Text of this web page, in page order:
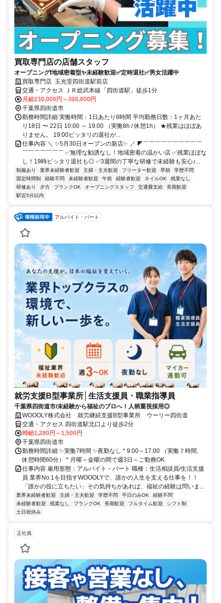
買取専門店の店舗スタッフ
オープニング❗地域密着型✨未経験歓迎✅定時退社✅男女活躍中
買取専門店 玉光堂四街道駅前店
交通・アクセス ＪＲ総武本線「四街道駅」徒歩1分
月給230,000円～300,000円
千葉県四街道市
勤務時間詳細 実働時間：1日あたり8時間 平均勤務日数：1ヶ月あた
り18日 〜 22日 10:00 ～ 19:00 （実働8h / 休憩1h） ★残業はほぼあ
りません。 19:00ピッタリの退社が...
仕事内容 ＼ ✨5月30日オープンの新店✨ ／ ◤￣￣￣￣￣￣￣￣￣￣
￣￣￣￣￣￣￣ ✅無理な勧誘なし！地域密着の温かい店 ✅残業ほぼな
し！19時ピッタリ退社も◎ ✅3週間の丁寧な研修で未経験も安心♪...
制服あり 業界未経験者歓迎 主婦・主夫歓迎 フリーター歓迎 早朝
学歴不問
固定時間制
経験不問 未経験者歓迎 午前 経験者歓迎 ネイルOK
残業なし
研修あり
夕方 ブランクOK オープニングスタッフ 交通費支給
長期歓迎
駅近5分以内
アルバイト・パート
就労支援B型事業所│生活支援員・職業指導員
千葉県四街道市/未経験から福祉のプロへ！人柄重視採用◎
WOOOLY株式会社 就労継続支援B型事業所 ウーリー四街道
交通・アクセス 四街道駅北口より徒歩2分
時給1,280円～1,500円
千葉県四街道市
勤務時間詳細 ✨実働7時間 ✨夜勤なし * 9:00～17:00 （実働７時間、
休憩時間60分） * 月曜～金曜の間で週3日～ご勤務OK
仕事内容 雇用形態：アルバイト・パート 職種：生活相談員/生活支援
員 業界No.1を目指すWOOOLYで、誰かの人生を支える仕事を！！
「誰かの役に立ちたい」その気持ちがあれば、福祉の経験は問いま...
業界未経験者歓迎 主婦・主夫歓迎 学歴不問 平日のみOK
経験不問
未経験者歓迎
残業なし ブランクOK 長期歓迎 フルタイム歓迎
シフト制
土日祝休み
正社員